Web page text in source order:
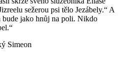
sežerou psi tělo Jezábely.“ A
bude jako hnůj na poli. Nikdo
Simeon